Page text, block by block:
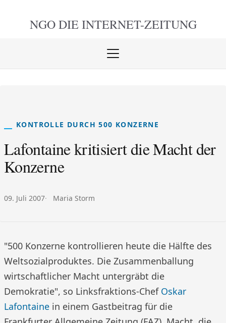
NGO DIE INTERNET-ZEITUNG
Menü
KONTROLLE DURCH 500 KONZERNE
Lafontaine kritisiert die Macht der
Konzerne
Veröffentlicht am:
09. Juli 2007 Autor:
Maria Storm
"500 Konzerne kontrollieren heute die Hälfte des
Weltsozialproduktes. Die Zusammenballung
wirtschaftlicher Macht untergräbt die
Demokratie", so Linksfraktions-Chef Oskar
Lafontaine in einem Gastbeitrag für die